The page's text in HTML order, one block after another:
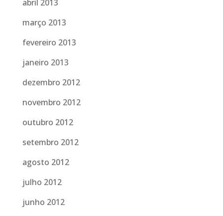
abril 2013
março 2013
fevereiro 2013
janeiro 2013
dezembro 2012
novembro 2012
outubro 2012
setembro 2012
agosto 2012
julho 2012
junho 2012